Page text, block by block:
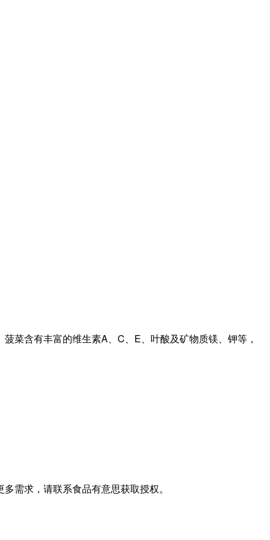
菜含有丰富的维生素A、C、E、叶酸及矿物质镁、钾等，
需求，请联系食品有意思获取授权。